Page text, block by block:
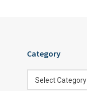
Category
Select Category